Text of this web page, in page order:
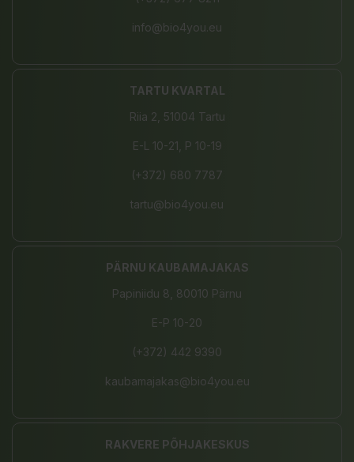
info@bio4you.eu
TARTU KVARTAL
Riia 2, 51004 Tartu
E-L 10-21, P 10-19
(+372) 680 7787
tartu@bio4you.eu
PÄRNU KAUBAMAJAKAS
Papiniidu 8, 80010 Pärnu
E-P 10-20
(+372) 442 9390
kaubamajakas@bio4you.eu
RAKVERE PÕHJAKESKUS